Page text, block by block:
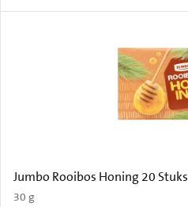
Jumbo Rooibos Honing 20 Stuks
30 g